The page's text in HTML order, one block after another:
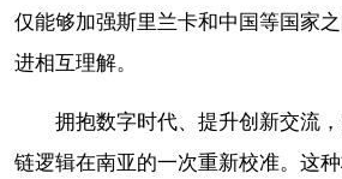
仅能够加强斯里兰卡和中国等国家
进相互理解。
拥抱数字时代、提升创新交流
链逻辑在南亚的一次重新校准。这